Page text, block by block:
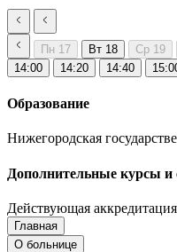
Пн 17 Вт 18 Ср 19
14:00
14:20 14:40
Образование
Нижегородская
Дополнительные курсы и
Действующая
Запись на приём
Запись подтверждена
Главная
О больнице